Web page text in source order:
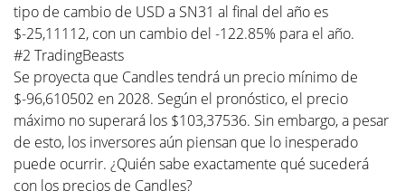
tipo de cambio de USD a SN31 al final del año es
$-25,11112, con un cambio del -122.85% para el año.
#2 TradingBeasts
Se proyecta que Candles tendrá un precio mínimo de
$-96,610502 en 2028. Según el pronóstico, el precio
máximo no superará los $103,37536. Sin embargo, a pesar
de esto, los inversores aún piensan que lo inesperado
puede ocurrir. ¿Quién sabe exactamente qué sucederá
con los precios de Candles?